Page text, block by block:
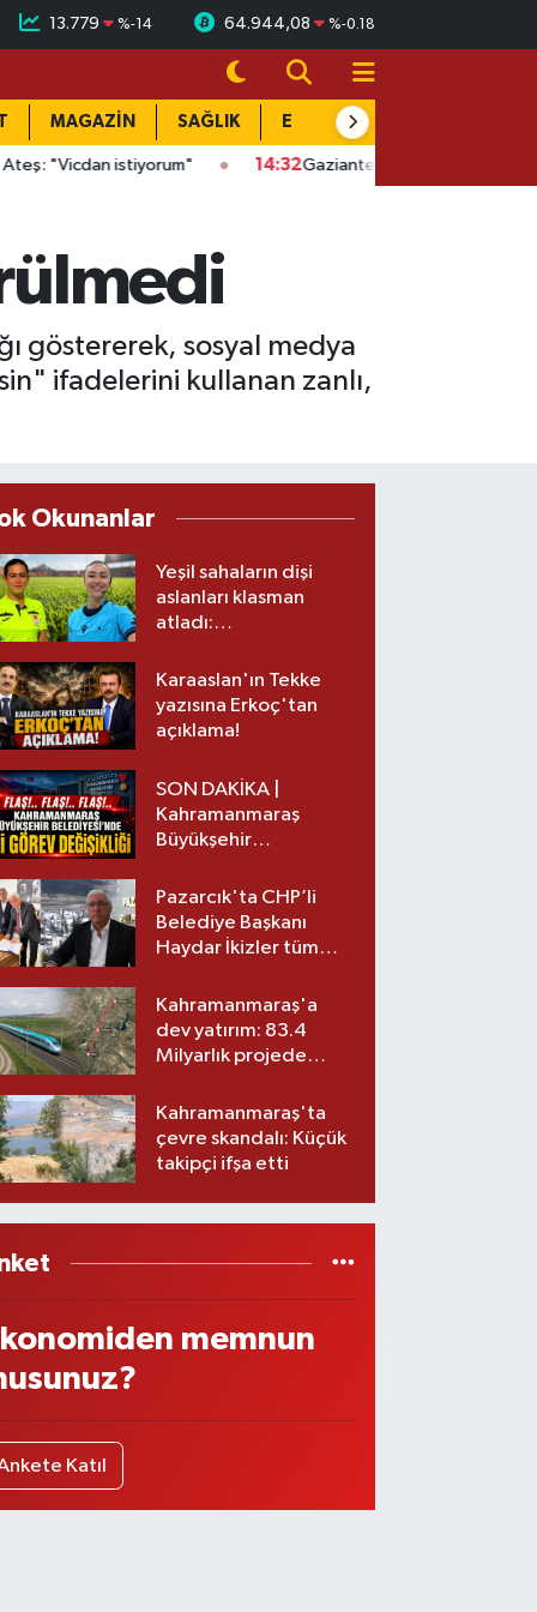
13.779 %-14 64.944,08 %-0.18
MAGAZİN SAĞLIK EĞİTİM
istiyorum" 14:32 Gaziantep'te kaçak kazıya suçüstü: Evin
göstererek, sosyal medya
ifadelerini kullanan zanlı,
Okunanlar
Yeşil sahaların dişi
aslanları klasman
atladı:
üst lige iki transfer!
Karaaslan'ın Tekke
yazısına Erkoç'tan
açıklama!
SON DAKİKA |
Kahramanmaraş
Büyükşehir
görev değişikliği!
Pazarcık'ta CHP’li
Belediye Başkanı
Haydar İkizler tüm
yeni partisi
Kahramanmaraş'a
dev yatırım: 83.4
Milyarlık projede
Kahramanmaraş'ta
çevre skandalı: Küçük
takipçi ifşa etti
memnun
Katıl